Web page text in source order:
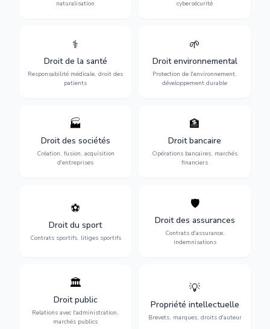
naturalisation cybersécurité
⚕️
Droit de la santé
Responsabilité médicale, droit des
patients
Défense de vos droits
médicales, responsabilité
des praticiens et
indemnisation.
🌱
Droit environnemental
Protection de l'environnement,
développement durable
Protection de
conformité
environnementale, litiges et
développement durable.
🏭
Droit des sociétés
Création, fusion, acquisition
d'entreprises
Structuration de votre
société : création, fusion-
acquisition, gouvernance et
restructuration.
🏦
Droit bancaire
Opérations bancaires, marchés
financiers
Gestion de vos opérations
financières : contentieux
bancaire, investissements et
régulation.
⚽
Droit du sport
Contrats sportifs, litiges sportifs
Expertise en droit sportif :
transferts, sponsoring et
contentieux.
🛡️
Droit des assurances
Contrats d'assurance,
indemnisations
Défense de vos intérêts :
contrats d'assurance,
sinistres et indemnisations
optimales.
🏛️
Droit public
Relations avec l'administration,
marchés publics
Gestion de vos relations
avec l'administration :
marchés publics,
urbanisme et contentieux.
💡
Propriété intellectuelle
Brevets, marques, droits d'auteur
Protection de vos créations
d'auteur et lutte contre la
contrefaçon.